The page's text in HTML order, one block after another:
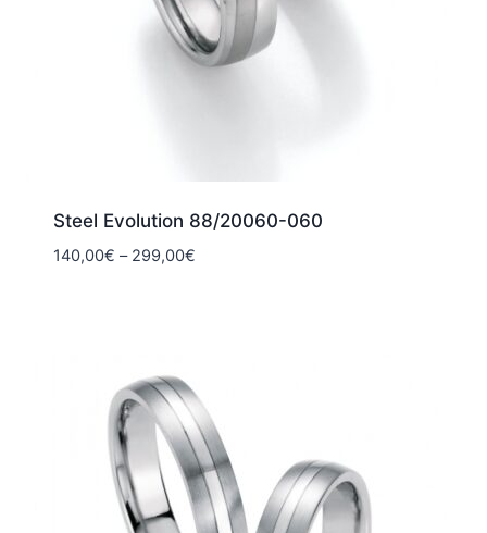
Steel Evolution 88/20060-060
140,00€ – 299,00€Hintaluokka: